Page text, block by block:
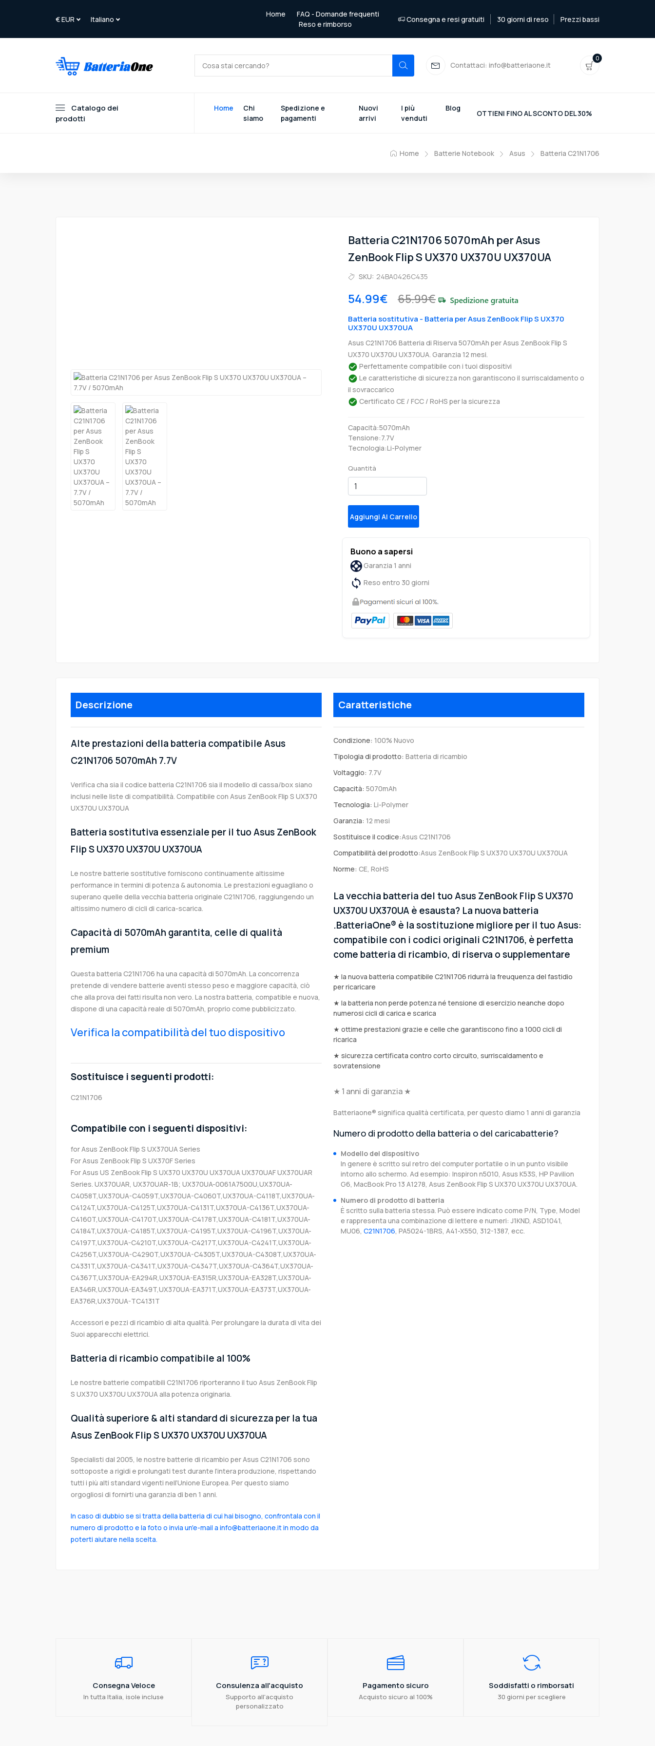
Home
FAQ - Domande frequenti
Reso e rimborso
Consegna e resi gratuiti 30 giorni di reso Prezzi bassi
Contattaci: info@batteriaone.it
0
Catalogo dei
prodotti
Home
Chi
siamo
Spedizione e
pagamenti
Nuovi
arrivi
I più
venduti
Blog
OTTIENI FINO AL SCONTO DEL 30%
Home Batterie Notebook Asus Batteria C21N1706
Batteria C21N1706 5070mAh per Asus
ZenBook Flip S UX370 UX370U UX370UA
SKU: 24BA0426C435
54.99€ 65.99€
Batteria sostitutiva - Batteria per Asus ZenBook Flip S UX370
UX370U UX370UA
Asus C21N1706 Batteria di Riserva 5070mAh per Asus ZenBook Flip S
UX370 UX370U UX370UA. Garanzia 12 mesi.
Perfettamente compatibile con i tuoi dispositivi
Le caratteristiche di sicurezza non garantiscono il surriscaldamento o
il sovraccarico
Certificato CE / FCC / RoHS per la sicurezza
Capacità:5070mAh
Tensione:7.7V
Tecnologia:Li-Polymer
Quantità
Aggiungi Al Carrello
Buono a sapersi
Garanzia 1 anni
Reso entro 30 giorni
Descrizione
Alte prestazioni della batteria compatibile Asus
C21N1706 5070mAh 7.7V
Verifica cha sia il codice batteria C21N1706 sia il modello di cassa/box siano
inclusi nelle liste di compatibilità. Compatibile con Asus ZenBook Flip S UX370
UX370U UX370UA
Batteria sostitutiva essenziale per il tuo Asus ZenBook
Flip S UX370 UX370U UX370UA
Le nostre batterie sostitutive forniscono continuamente altissime
performance in termini di potenza & autonomia. Le prestazioni eguagliano o
superano quelle della vecchia batteria originale C21N1706, raggiungendo un
altissimo numero di cicli di carica-scarica.
Capacità di 5070mAh garantita, celle di qualità
premium
Questa batteria C21N1706 ha una capacità di 5070mAh. La concorrenza
pretende di vendere batterie aventi stesso peso e maggiore capacità, ciò
che alla prova dei fatti risulta non vero. La nostra batteria, compatible e nuova,
dispone di una capacità reale di 5070mAh, proprio come pubblicizzato.
Verifica la compatibilità del tuo dispositivo
Sostituisce i seguenti prodotti:
C21N1706
Compatibile con i seguenti dispositivi:
for Asus ZenBook Flip S UX370UA Series
For Asus ZenBook Flip S UX370F Series
For Asus US ZenBook Flip S UX370 UX370U UX370UA UX370UAF UX370UAR
Series. UX370UAR, UX370UAR-1B; UX370UA-0061A7500U,UX370UA-
C4058T,UX370UA-C4059T,UX370UA-C4060T,UX370UA-C4118T,UX370UA-
C4124T,UX370UA-C4125T,UX370UA-C4131T,UX370UA-C4136T,UX370UA-
C4160T,UX370UA-C4170T,UX370UA-C4178T,UX370UA-C4181T,UX370UA-
C4184T,UX370UA-C4185T,UX370UA-C4195T,UX370UA-C4196T,UX370UA-
C4197T,UX370UA-C4210T,UX370UA-C4217T,UX370UA-C4241T,UX370UA-
C4256T,UX370UA-C4290T,UX370UA-C4305T,UX370UA-C4308T,UX370UA-
C4331T,UX370UA-C4341T,UX370UA-C4347T,UX370UA-C4364T,UX370UA-
C4367T,UX370UA-EA294R,UX370UA-EA315R,UX370UA-EA328T,UX370UA-
EA346R,UX370UA-EA349T,UX370UA-EA371T,UX370UA-EA373T,UX370UA-
EA376R,UX370UA-TC4131T
Accessori e pezzi di ricambio di alta qualità. Per prolungare la durata di vita dei
Suoi apparecchi elettrici.
Batteria di ricambio compatibile al 100%
Le nostre batterie compatibili C21N1706 riporteranno il tuo Asus ZenBook Flip
S UX370 UX370U UX370UA alla potenza originaria.
Qualità superiore & alti standard di sicurezza per la tua
Asus ZenBook Flip S UX370 UX370U UX370UA
Specialisti dal 2005, le nostre batterie di ricambio per Asus C21N1706 sono
sottoposte a rigidi e prolungati test durante l’intera produzione, rispettando
tutti i più alti standard vigenti nell’Unione Europea. Per questo siamo
orgogliosi di fornirti una garanzia di ben 1 anni.
In caso di dubbio se si tratta della batteria di cui hai bisogno, confrontala con il
numero di prodotto e la foto o invia un'e-mail a info@batteriaone.it in modo da
poterti aiutare nella scelta.
Caratteristiche
Condizione: 100% Nuovo
Tipologia di prodotto: Batteria di ricambio
Voltaggio: 7.7V
Capacità: 5070mAh
Tecnologia: Li-Polymer
Garanzia: 12 mesi
Sostituisce il codice:Asus C21N1706
Compatibilità del prodotto:Asus ZenBook Flip S UX370 UX370U UX370UA
Norme: CE, RoHS
La vecchia batteria del tuo Asus ZenBook Flip S UX370
UX370U UX370UA è esausta? La nuova batteria
.BatteriaOne® è la sostituzione migliore per il tuo Asus:
compatibile con i codici originali C21N1706, è perfetta
come batteria di ricambio, di riserva o supplementare
★ la nuova batteria compatibile C21N1706 ridurrà la freuquenza del fastidio
per ricaricare
★ la batteria non perde potenza né tensione di esercizio neanche dopo
numerosi cicli di carica e scarica
★ ottime prestazioni grazie e celle che garantiscono fino a 1000 cicli di
ricarica
★ sicurezza certificata contro corto circuito, surriscaldamento e
sovratensione
★ 1 anni di garanzia ★
Batteriaone® significa qualità certificata, per questo diamo 1 anni di garanzia
Numero di prodotto della batteria o del caricabatterie?
Modello del dispositivo
In genere è scritto sul retro del computer portatile o in un punto visibile
intorno allo schermo. Ad esempio: Inspiron n5010, Asus K53S, HP Pavilion
G6, MacBook Pro 13 A1278, Asus ZenBook Flip S UX370 UX370U UX370UA.
Numero di prodotto di batteria
È scritto sulla batteria stessa. Può essere indicato come P/N, Type, Model
e rappresenta una combinazione di lettere e numeri: J1KND, ASD1041,
MU06, C21N1706, PA5024-1BRS, A41-X550, 312-1387, ecc.
Consegna Veloce
In tutta Italia, isole incluse
Consulenza all'acquisto
Supporto all'acquisto
personalizzato
Pagamento sicuro
Acquisto sicuro al 100%
Soddisfatti o rimborsati
30 giorni per scegliere